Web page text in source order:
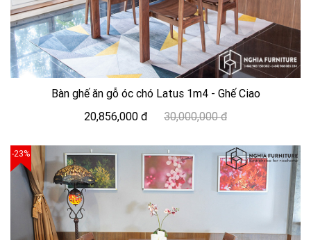
Bàn ghế ăn gỗ óc chó Latus 1m4 - Ghế Ciao
20,856,000 đ
30,000,000 đ
-23%